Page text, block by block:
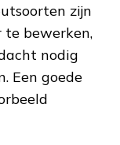
zijn
te bewerken,
nodig
Een goede